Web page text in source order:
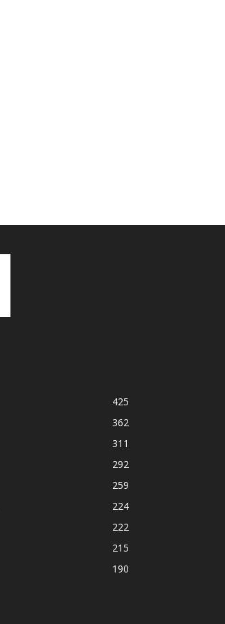
425
362
311
292
259
224
222
215
190